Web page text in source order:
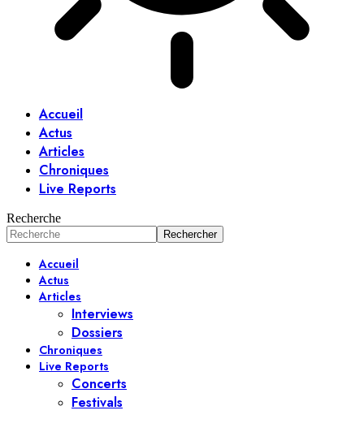
Accueil
Actus
Articles
Chroniques
Live Reports
Recherche
Accueil
Actus
Articles
Interviews
Dossiers
Chroniques
Live Reports
Concerts
Festivals